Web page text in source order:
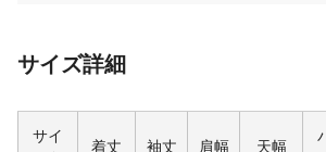
サイズ詳細
サイ
着丈 袖丈 肩幅 天幅